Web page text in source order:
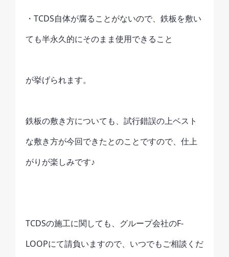
・TCDS自体が腐ることがないので、鉄板を敷い
ても半永久的にそのまま使用できること
が挙げられます。
鉄板の敷き方についても、試行錯誤の上ベスト
な敷き方が今回できたとのことですので、仕上
がりが楽しみです♪
TCDSの施工に関しても、グループ会社のF-
LOOPにて請負いますので、いつでもご相談くだ